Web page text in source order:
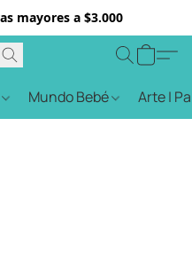
mayores a $3.000
Mundo Bebé Arte |